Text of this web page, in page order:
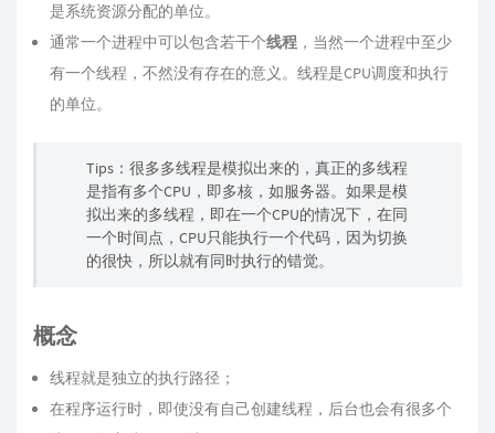
是系统资源分配的单位。
通常一个进程中可以包含若干个线程 ，当然一个进程中至少
有一个线程，不然没有存在的意义。线程是CPU调度和执行
的单位。
Tips：很多多线程是模拟出来的，真正的多线程
是指有多个CPU，即多核，如服务器。如果是模
拟出来的多线程，即在一个CPU的情况下，在同
一个时间点，CPU只能执行一个代码，因为切换
的很快，所以就有同时执行的错觉。
概念
线程就是独立的执行路径；
在程序运行时，即使没有自己创建线程，后台也会有很多个